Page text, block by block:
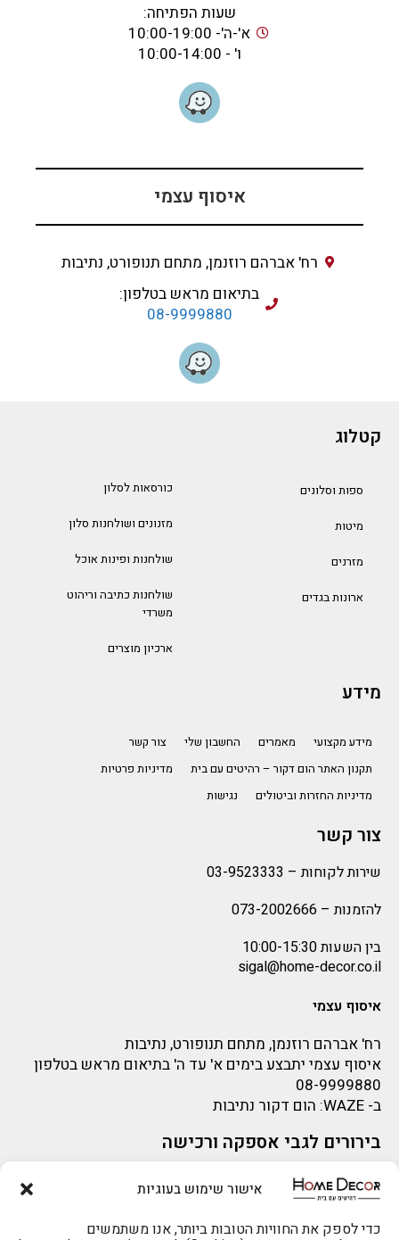
אישור שימוש בעוגיות
כדי לספק את החוויות הטובות ביותר, אנו משתמשים
שעות הפתיחה:
א'-ה'- 10:00-19:00
ו' - 10:00-14:00
איסוף עצמי
רח' אברהם רוזנמן, מתחם תנופורט, נתיבות
בתיאום מראש בטלפון:
08-9999880
קטלוג
ספות וסלונים
מיטות
מזרנים
ארונות בגדים
כורסאות לסלון
מזנונים ושולחנות סלון
שולחנות ופינות אוכל
שולחנות כתיבה וריהוט
משרדי
ארכיון מוצרים
מידע
מידע מקצועי מאמרים החשבון שלי
צור קשר
תקנון האתר הום דקור – רהיטים עם בית
מדיניות פרטיות
מדיניות החזרות וביטולים
נגישות
צור קשר
שירות לקוחות – 03-9523333
להזמנות – 073-2002666
בין השעות 10:00-15:30
sigal@home-decor.co.il
איסוף עצמי
רח' אברהם רוזנמן, מתחם תנופורט, נתיבות
איסוף עצמי יתבצע בימים א' עד ה' בתיאום מראש בטלפון
08-9999880
ב- WAZE: הום דקור נתיבות
בירורים לגבי אספקה ורכישה
בירור לגבי אספקה -ניתן לפנות למייל:
sigal@home-decor.co.il
פניות לפני רכישה – ניתן לפנות למייל: omer@home-
decor.co.il